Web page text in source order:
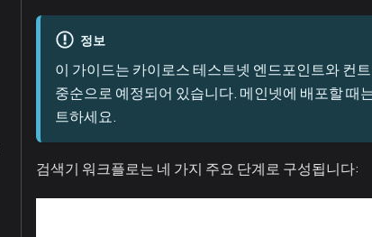
정보
이 가이드는 카이로스 테스트넷 엔드포인트와 컨
중순으로 예정되어 있습니다. 메인넷에 배포할 때
트하세요.
검색기 워크플로는 네 가지 주요 단계로 구성됩니다: